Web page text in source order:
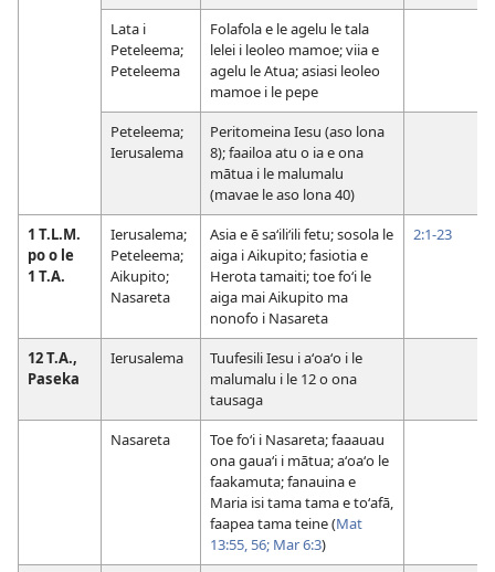
Lata i
Peteleema;
Peteleema
Folafola e le agelu le tala
lelei i leoleo mamoe; viia e
agelu le Atua; asiasi leoleo
mamoe i le pepe
Peteleema;
Ierusalema
Peritomeina Iesu (aso lona
8); faailoa atu o ia e ona
mātua i le malumalu
(mavae le aso lona 40)
1 T.L.M.
po o le
1 T.A.
Ierusalema;
Peteleema;
Aikupito;
Nasareta
Asia e ē saʻiliʻili fetu; sosola le
aiga i Aikupito; fasiotia e
Herota tamaiti; toe foʻi le
aiga mai Aikupito ma
nonofo i Nasareta
2:1-23
12 T.A.,
Paseka
Ierusalema
Tuufesili Iesu i aʻoaʻo i le
malumalu i le 12 o ona
tausaga
Nasareta
Toe foʻi i Nasareta; faaauau
ona gauaʻi i mātua; aʻoaʻo le
faakamuta; fanauina e
Maria isi tama tama e toʻafā,
faapea tama teine (Mat
13:55, 56; Mar 6:3)